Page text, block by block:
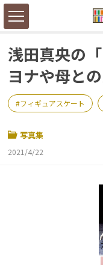
浅田真央の
ヨナや母との
フィギュアスケート
写真集
2021/4/22